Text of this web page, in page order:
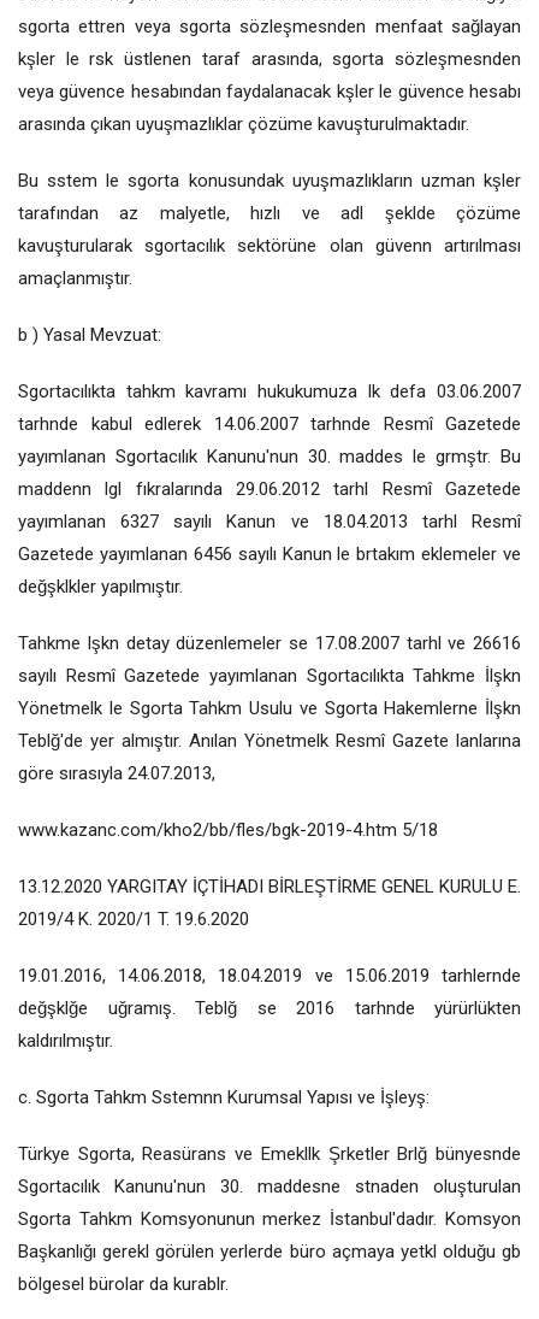
sgorta ettren veya sgorta sözleşmesnden menfaat sağlayan
kşler le rsk üstlenen taraf arasında, sgorta sözleşmesnden
veya güvence hesabından faydalanacak kşler le güvence hesabı
arasında çıkan uyuşmazlıklar çözüme kavuşturulmaktadır.
Bu sstem le sgorta konusundak uyuşmazlıkların uzman kşler
tarafından az malyetle, hızlı ve adl şeklde çözüme
kavuşturularak sgortacılık sektörüne olan güvenn artırılması
amaçlanmıştır.
b ) Yasal Mevzuat:
Sgortacılıkta tahkm kavramı hukukumuza lk defa 03.06.2007
tarhnde kabul edlerek 14.06.2007 tarhnde Resmî Gazetede
yayımlanan Sgortacılık Kanunu'nun 30. maddes le grmştr. Bu
maddenn lgl fıkralarında 29.06.2012 tarhl Resmî Gazetede
yayımlanan 6327 sayılı Kanun ve 18.04.2013 tarhl Resmî
Gazetede yayımlanan 6456 sayılı Kanun le brtakım eklemeler ve
değşklkler yapılmıştır.
Tahkme lşkn detay düzenlemeler se 17.08.2007 tarhl ve 26616
sayılı Resmî Gazetede yayımlanan Sgortacılıkta Tahkme İlşkn
Yönetmelk le Sgorta Tahkm Usulu ve Sgorta Hakemlerne İlşkn
Teblğ'de yer almıştır. Anılan Yönetmelk Resmî Gazete lanlarına
göre sırasıyla 24.07.2013,
www.kazanc.com/kho2/bb/fles/bgk-2019-4.htm 5/18
13.12.2020 YARGITAY İÇTİHADI BİRLEŞTİRME GENEL KURULU E.
2019/4 K. 2020/1 T. 19.6.2020
19.01.2016, 14.06.2018, 18.04.2019 ve 15.06.2019 tarhlernde
değşklğe uğramış. Teblğ se 2016 tarhnde yürürlükten
kaldırılmıştır.
c. Sgorta Tahkm Sstemnn Kurumsal Yapısı ve İşleyş:
Türkye Sgorta, Reasürans ve Emekllk Şrketler Brlğ bünyesnde
Sgortacılık Kanunu'nun 30. maddesne stnaden oluşturulan
Sgorta Tahkm Komsyonunun merkez İstanbul'dadır. Komsyon
Başkanlığı gerekl görülen yerlerde büro açmaya yetkl olduğu gb
bölgesel bürolar da kurablr.